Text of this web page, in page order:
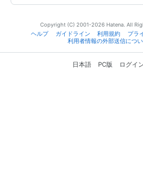
Copyright (C) 2001-2026 Hatena. All
ヘルプ
ガイドライン 利用規約
プラ
利用者情報の外部送信につ
日本語 PC版 ログイ